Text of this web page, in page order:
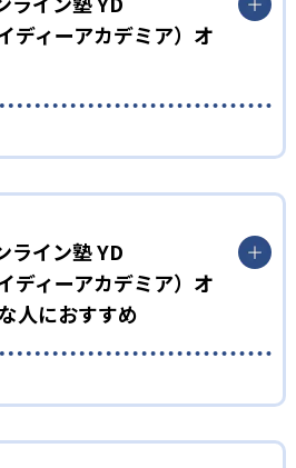
ディーアカデミア）オ
とりの学力や志望校までの距離、生
リキュラムを作成。それをもとに週
ーチング面談を通してフィードバッ
ライン塾 YD
ディーアカデミア）オ
人におすすめ